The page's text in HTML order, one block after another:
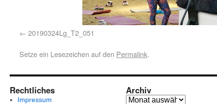
20190324Lg_T2_051
Setze ein Lesezeichen auf den Permalink.
Rechtliches
Impressum
Archiv